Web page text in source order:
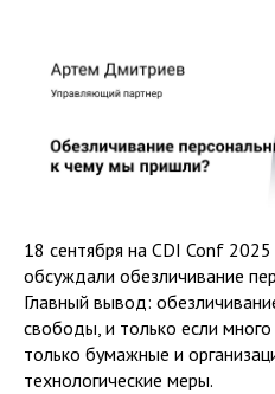
18 сентября на CDI Conf
обсуждали обезличивание
Главный вывод:
свободы, и только если
только бумажные и
технологические меры.